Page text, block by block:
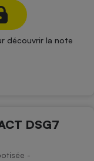
découvrir la note
DSG7
-